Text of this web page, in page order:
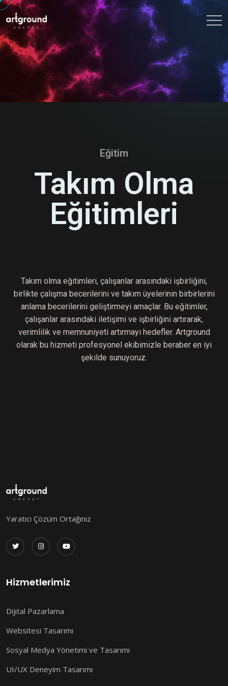
Eğitim
Takım Olma
Eğitimleri
Takım olma eğitimleri, çalışanlar arasındaki işbirliğini,
birlikte çalışma becerilerini ve takım üyelerinin birbirlerini
anlama becerilerini geliştirmeyi amaçlar. Bu eğitimler,
çalışanlar arasındaki iletişimi ve işbirliğini artırarak,
verimlilik ve memnuniyeti artırmayı hedefler. Artground
olarak bu hizmeti profesyonel ekibimizle beraber en iyi
şekilde sunuyoruz.
Yaratıcı Çözüm Ortağınız
Hizmetlerimiz
Dijital Pazarlama
Websitesi Tasarımı
Sosyal Medya Yönetimi ve Tasarımı
UI/UX Deneyim Tasarımı